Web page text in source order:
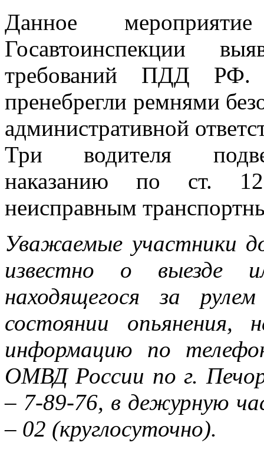
Данное
Госавтоинспекции
требований ПДД РФ.
пренебрегли ремнями
административной
Три водителя
наказанию по ст.
неисправным
Уважаемые участники
известно о выезде
находящегося за
состоянии опьянения,
информацию по
ОМВД России по г.
– 7-89-76, в дежурную
– 02 (круглосуточно).